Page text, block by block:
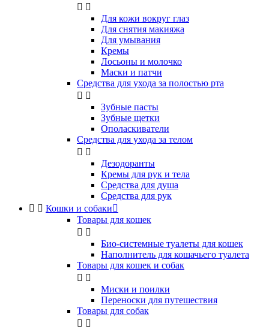
 
Для кожи вокруг глаз
Для снятия макияжа
Для умывания
Кремы
Лосьоны и молочко
Маски и патчи
Средства для ухода за полостью рта
 
Зубные пасты
Зубные щетки
Ополаскиватели
Средства для ухода за телом
 
Дезодоранты
Кремы для рук и тела
Средства для душа
Средства для рук
  Кошки и собаки
Товары для кошек
 
Био-системные туалеты для кошек
Наполнитель для кошачьего туалета
Товары для кошек и собак
 
Миски и поилки
Переноски для путешествия
Товары для собак
 